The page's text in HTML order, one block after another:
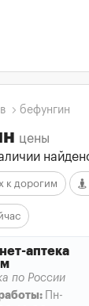
бефунгин
цены
к дорогим
аптека
по России
Пн-